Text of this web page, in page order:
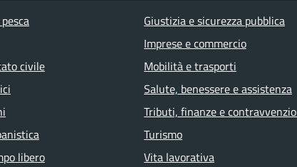
civile
libero
Giustizia e sicurezza pubblica
Imprese e commercio
Mobilità e trasporti
Salute, benessere e assistenza
Tributi, finanze e
Turismo
Vita lavorativa